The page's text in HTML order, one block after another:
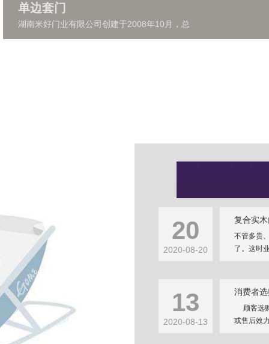
单边套门
湖南米好门业有限公司创建于2008年10月，总
20
2020-08-20
复合实
不管多贵
了。这时
13
2020-08-13
消费者
顾客选
或售后效